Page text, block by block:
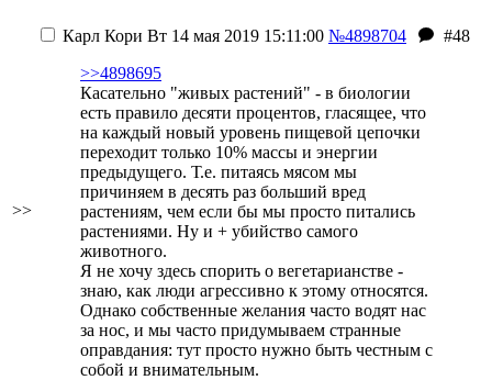
>>
Карл Кори Вт 14 мая 2019 15:11:00 №4898704
#48
>>4898695
Касательно "живых растений" - в биологии
есть правило десяти процентов, гласящее, что
на каждый новый уровень пищевой цепочки
переходит только 10% массы и энергии
предыдущего. Т.е. питаясь мясом мы
причиняем в десять раз больший вред
растениям, чем если бы мы просто питались
растениями. Ну и + убийство самого
животного.
Я не хочу здесь спорить о вегетарианстве -
знаю, как люди агрессивно к этому относятся.
Однако собственные желания часто водят нас
за нос, и мы часто придумываем странные
оправдания: тут просто нужно быть честным с
собой и внимательным.